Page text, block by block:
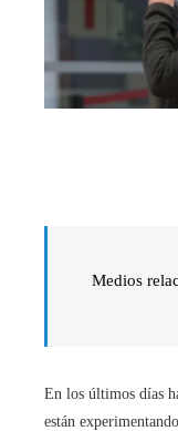
Medios
En los últimos días
están